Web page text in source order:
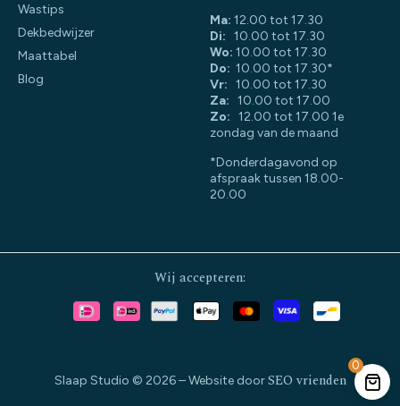
0
Wastips
Dekbedwijzer
Maattabel
Blog
Ma: 12.00 tot 17.30
Di: 10.00 tot 17.30
Wo: 10.00 tot 17.30
Do: 10.00 tot 17.30*
Vr: 10.00 tot 17.30
Za: 10.00 tot 17.00
Zo: 12.00 tot 17.00 1e
zondag van de maand
*Donderdagavond op
afspraak tussen 18.00-
20.00
Slaap Studio © 2026 – Website doorSEO vrienden
Wij accepteren: